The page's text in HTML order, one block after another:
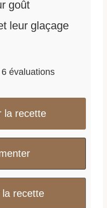
goût
leur glaçage
6 évaluations
la recette
la recette